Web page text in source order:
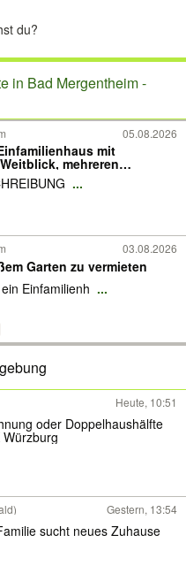
in Bad Mergentheim -
05.08.2026
mit
mehreren
modernster Haustechnik
...
03.08.2026
Garten zu vermieten
Einfamilienh ...
Heute, 10:51
oder Doppelhaushälfte
Gestern, 13:54
sucht neues Zuhause